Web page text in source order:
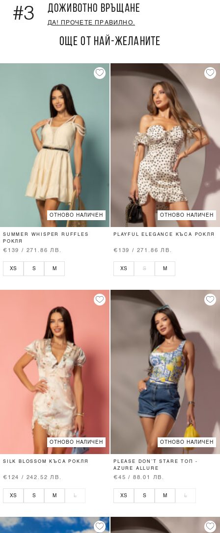
#3 ДОЖИВОТНО ВРЪЩАНЕ
ДА! ПРОЧЕТЕ ПРАВИЛНО.
ОЩЕ ОТ НАЙ-ЖЕЛАНИТЕ
ОТНОВО НАЛИЧЕН
SUMMER WHISPER RUFFLES
РОКЛЯ
€139 / 271.86 ЛВ.
XS S M
ОТНОВО НАЛИЧЕН
PLAYFUL ELEGANCE КЪСА РОКЛЯ
€139 / 271.86 ЛВ.
XS S M
ОТНОВО НАЛИЧЕН
SILK BLOSSOM КЪСА РОКЛЯ
€124 / 242.52 ЛВ.
XS S M L
ОТНОВО НАЛИЧЕН
PLEASE DON’T STARE ТОП -
AZURE ALLURE
€45 / 88.01 ЛВ.
XS S M L